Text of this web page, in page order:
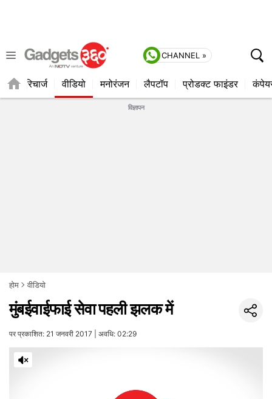
CHANNEL »
रिचार्ज वीडियो मनोरंजन लैपटॉप प्रोडक्ट फाइंडर
विज्ञापन
होम वीडियो
मुंबईवाईफाई सेवा पहली झलक में
पर प्रकाशित: 21 जनवरी 2017 | अवधि: 02:29